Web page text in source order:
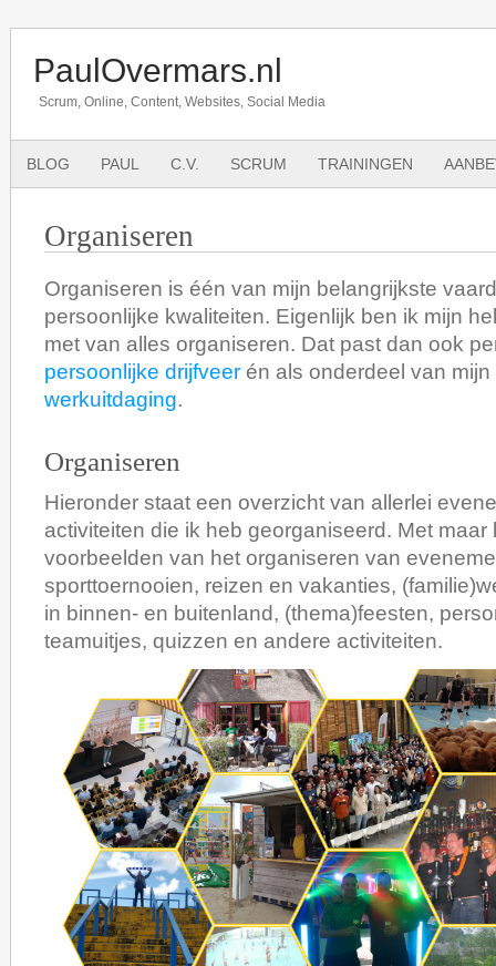
PaulOvermars.nl
Scrum, Online, Content, Websites, Social Media
BLOG PAUL C.V. SCRUM TRAININGEN
Organiseren
Organiseren is één van mijn belangrijkste
persoonlijke kwaliteiten. Eigenlijk ben ik mijn
met van alles organiseren. Dat past dan ook
persoonlijke drijfveer én als onderdeel van mijn
werkuitdaging.
Organiseren
Hieronder staat een overzicht van allerlei
activiteiten die ik heb georganiseerd. Met maar
voorbeelden van het organiseren van
sporttoernooien, reizen en vakanties,
in binnen- en buitenland, (thema)feesten,
teamuitjes, quizzen en andere activiteiten.